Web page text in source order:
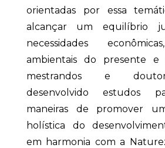
orientadas por essa
alcançar um equilíbrio
necessidades
ambientais do presente
mestrandos e
desenvolvido estudos
maneiras de promover
holística do
em harmonia com a